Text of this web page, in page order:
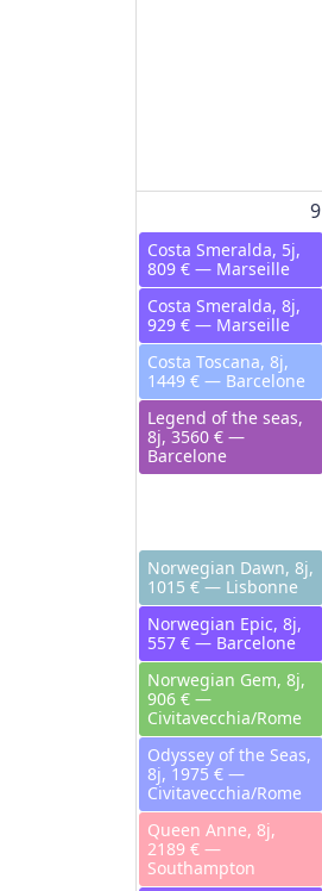
9
Costa Smeralda, 5j,
809 € — Marseille
Costa Smeralda, 8j,
929 € — Marseille
Costa Toscana, 8j,
1449 € — Barcelone
Legend of the seas,
8j, 3560 € —
Barcelone
Norwegian Dawn, 8j,
1015 € — Lisbonne
Norwegian Epic, 8j,
557 € — Barcelone
Norwegian Gem, 8j,
906 € —
Civitavecchia/Rome
Odyssey of the Seas,
8j, 1975 € —
Civitavecchia/Rome
Queen Anne, 8j,
2189 € —
Southampton